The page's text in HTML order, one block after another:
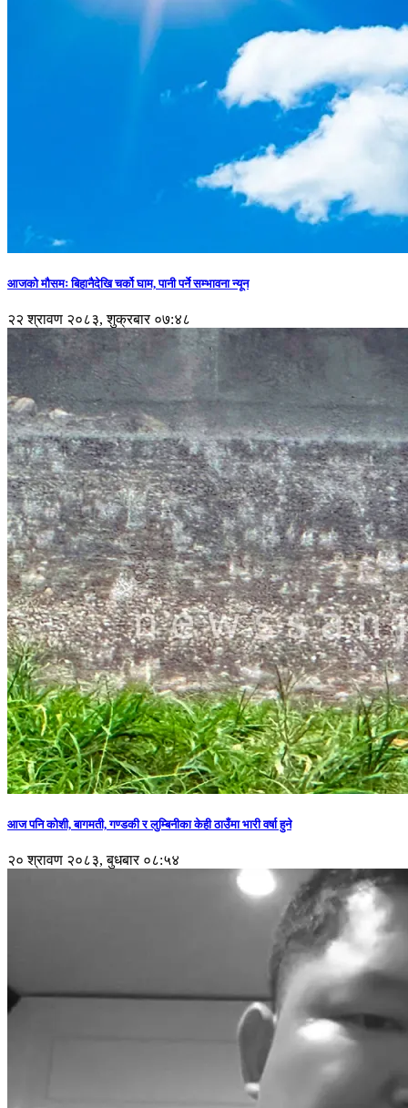
आजको मौसमः बिहानैदेखि चर्को घाम, पानी पर्ने सम्भावना न्यून
२२ श्रावण २०८३, शुक्रबार ०७:४८
आज पनि कोशी, बागमती, गण्डकी र लुम्बिनीका केही ठाउँमा भारी वर्षा हुने
२० श्रावण २०८३, बुधबार ०८:५४